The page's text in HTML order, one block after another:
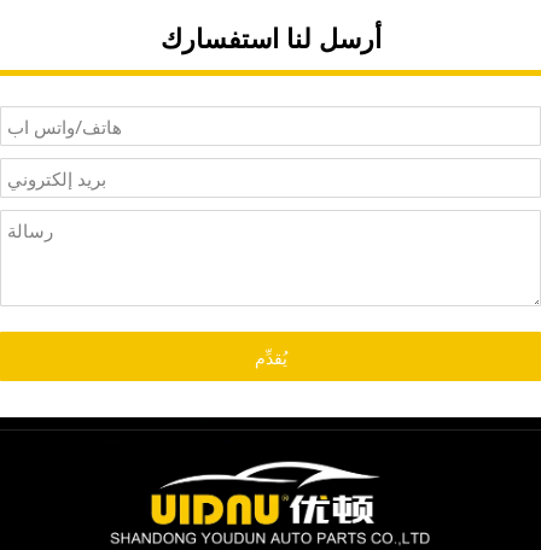
الفرامل الأمامية السيراميك
يرسل أسعار الجملة
الفرامل الأمامية السيراميك
يرسل أسعار الجملةأرسل لنا استفسارك
يُقدِّم